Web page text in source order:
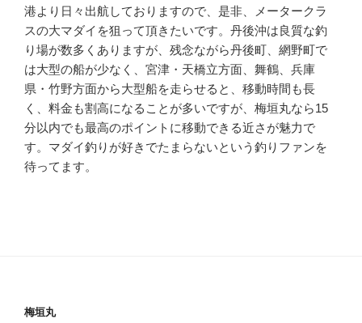
港より日々出航しておりますので、是非、メータークラ
スの大マダイを狙って頂きたいです。丹後沖は良質な釣
り場が数多くありますが、残念ながら丹後町、網野町で
は大型の船が少なく、宮津・天橋立方面、舞鶴、兵庫
県・竹野方面から大型船を走らせると、移動時間も長
く、料金も割高になることが多いですが、梅垣丸なら15
分以内でも最高のポイントに移動できる近さが魅力で
す。マダイ釣りが好きでたまらないという釣りファンを
待ってます。
梅垣丸